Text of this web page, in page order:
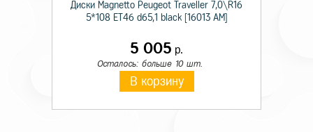
Диски Magnetto Peugeot Traveller 7,0\R16
5*108 ET46 d65,1 black [16013 AM]
5 005 р.
Осталось: больше 10 шт.
В корзину